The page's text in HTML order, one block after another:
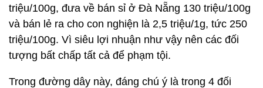
triệu/100g, đưa về bán sỉ ở Đà Nẵng 130 triệu/100g
và bán lẻ ra cho con nghiện là 2,5 triệu/1g, tức 250
triệu/100g. Vì siêu lợi nhuận như vậy nên các đối
tượng bất chấp tất cả để phạm tội.
Trong đường dây này, đáng chú ý là trong 4 đối